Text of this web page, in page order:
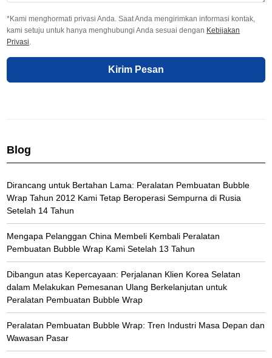
*Kami menghormati privasi Anda. Saat Anda mengirimkan informasi kontak,
kami setuju untuk hanya menghubungi Anda sesuai dengan Kebijakan
Privasi.
Kirim Pesan
Blog
Dirancang untuk Bertahan Lama: Peralatan Pembuatan Bubble
Wrap Tahun 2012 Kami Tetap Beroperasi Sempurna di Rusia
Setelah 14 Tahun
Mengapa Pelanggan China Membeli Kembali Peralatan
Pembuatan Bubble Wrap Kami Setelah 13 Tahun
Dibangun atas Kepercayaan: Perjalanan Klien Korea Selatan
dalam Melakukan Pemesanan Ulang Berkelanjutan untuk
Peralatan Pembuatan Bubble Wrap
Peralatan Pembuatan Bubble Wrap: Tren Industri Masa Depan dan
Wawasan Pasar